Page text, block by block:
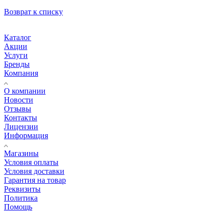
Возврат к списку
Каталог
Акции
Услуги
Бренды
Компания
О компании
Новости
Отзывы
Контакты
Лицензии
Информация
Магазины
Условия оплаты
Условия доставки
Гарантия на товар
Реквизиты
Политика
Помощь